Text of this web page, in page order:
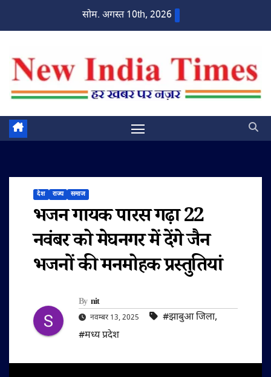
सोम. अगस्त 10th, 2026
देश राज्य समाज
भजन गायक पारस गढ़ा 22
नवंबर को मेघनगर में देंगे जैन
भजनों की मनमोहक प्रस्तुतियां
By nit
नवम्बर 13, 2025 #झाबुआ जिला,
#मध्य प्रदेश